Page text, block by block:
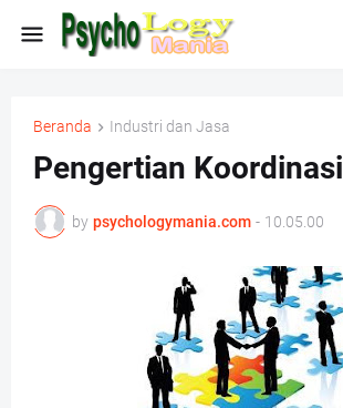
Beranda Industri dan Jasa
Pengertian Koordinasi
by psychologymania.com - 10.05.00